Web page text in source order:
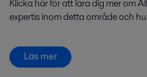
Klicka här för att lära dig mer om
expertis inom detta område och
Läs mer